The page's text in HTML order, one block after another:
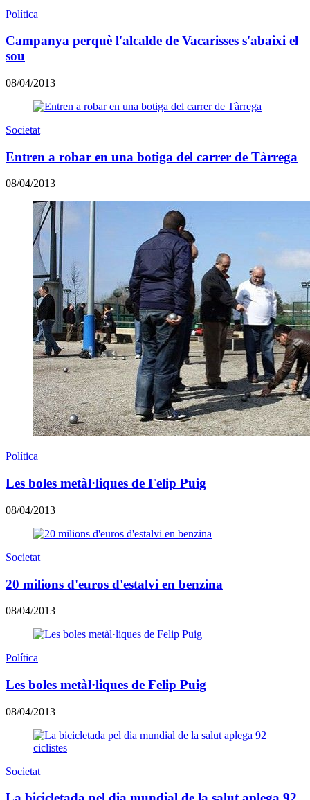
Política
Campanya perquè l'alcalde de Vacarisses s'abaixi el
sou
08/04/2013
Societat
Entren a robar en una botiga del carrer de Tàrrega
08/04/2013
Política
Les boles metàl·liques de Felip Puig
08/04/2013
Societat
20 milions d'euros d'estalvi en benzina
08/04/2013
Política
Les boles metàl·liques de Felip Puig
08/04/2013
Societat